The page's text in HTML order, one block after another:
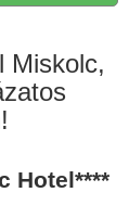
Miskolc,
Hotel****